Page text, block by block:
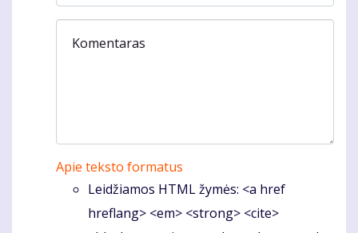
Komentaras
Apie teksto formatus
Leidžiamos HTML žymės: <a href
hreflang> <em> <strong> <cite>